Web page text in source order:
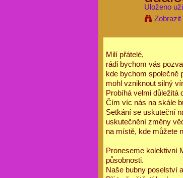
Uloženo
Zobrazit
Milí přátelé,
rádi bychom vás
kde bychom společně
mohl vzniknout silný
Probíhá velmi důležitá
Čím víc nás na skále
Setkání se uskuteční
uskutečnění změny
na místě, kde můžete
Proneseme kolektivní
působnosti.
Naše bubny poselství